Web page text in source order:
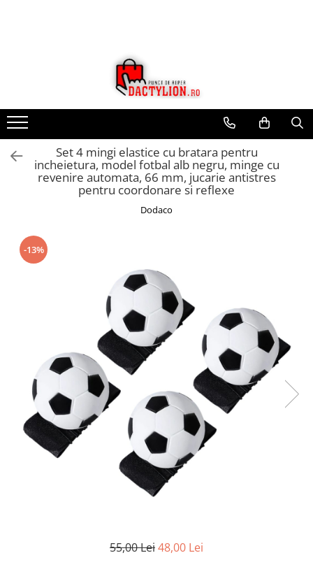
Set 4 mingi elastice cu bratara pentru
incheietura, model fotbal alb negru, minge cu
revenire automata, 66 mm, jucarie antistres
pentru coordonare si reflexe
Dodaco
-13%
55,00 Lei48,00 Lei